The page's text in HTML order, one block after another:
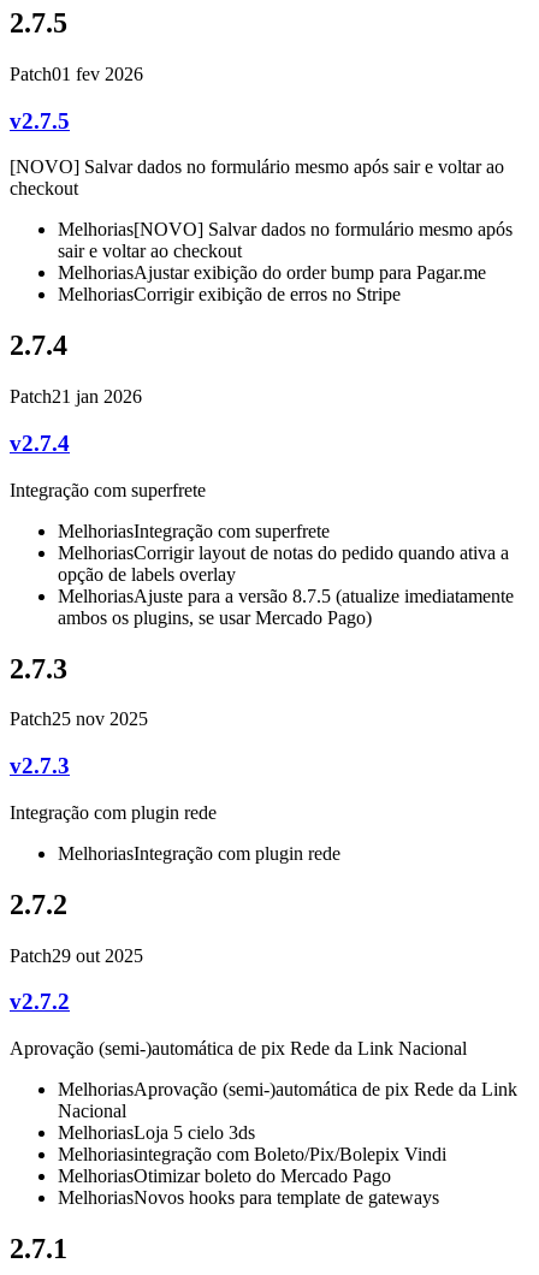
2.7.5
Patch01 fev 2026
v2.7.5
[NOVO] Salvar dados no formulário mesmo após sair e voltar ao
checkout
Melhorias[NOVO] Salvar dados no formulário mesmo após
sair e voltar ao checkout
MelhoriasAjustar exibição do order bump para Pagar.me
MelhoriasCorrigir exibição de erros no Stripe
2.7.4
Patch21 jan 2026
v2.7.4
Integração com superfrete
MelhoriasIntegração com superfrete
MelhoriasCorrigir layout de notas do pedido quando ativa a
opção de labels overlay
MelhoriasAjuste para a versão 8.7.5 (atualize imediatamente
ambos os plugins, se usar Mercado Pago)
2.7.3
Patch25 nov 2025
v2.7.3
Integração com plugin rede
MelhoriasIntegração com plugin rede
2.7.2
Patch29 out 2025
v2.7.2
Aprovação (semi-)automática de pix Rede da Link Nacional
MelhoriasAprovação (semi-)automática de pix Rede da Link
Nacional
MelhoriasLoja 5 cielo 3ds
Melhoriasintegração com Boleto/Pix/Bolepix Vindi
MelhoriasOtimizar boleto do Mercado Pago
MelhoriasNovos hooks para template de gateways
2.7.1